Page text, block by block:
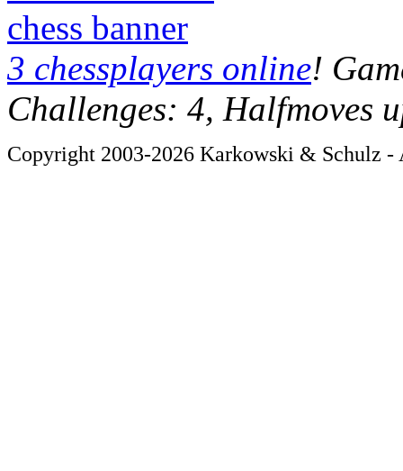
chess banner
3 chessplayers online!
Challenges: 4, Halfmoves
Copyright 2003-2026 Karkowski & Schulz